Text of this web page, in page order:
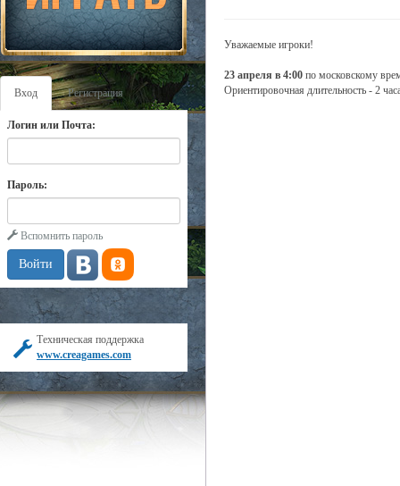
Вход Регистрация
Логин или Почта:
Пароль:
Вспомнить пароль
Техническая поддержка
www.creagames.com
Уважаемые игроки!
23 апреля в 4:00 по московскому
Ориентировочная длительность - 2